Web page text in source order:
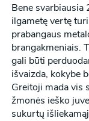
Bene
ilgametę vertę
prabangaus
brangakmeniais.
gali būti
išvaizda, kokybe
Greitoji mada vis
žmonės ieško
sukurtų